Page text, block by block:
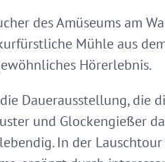
des Amüseums am
Mühle aus
Hörerlebnis.
Dauerausstellung, die
und Glockengießer
In der